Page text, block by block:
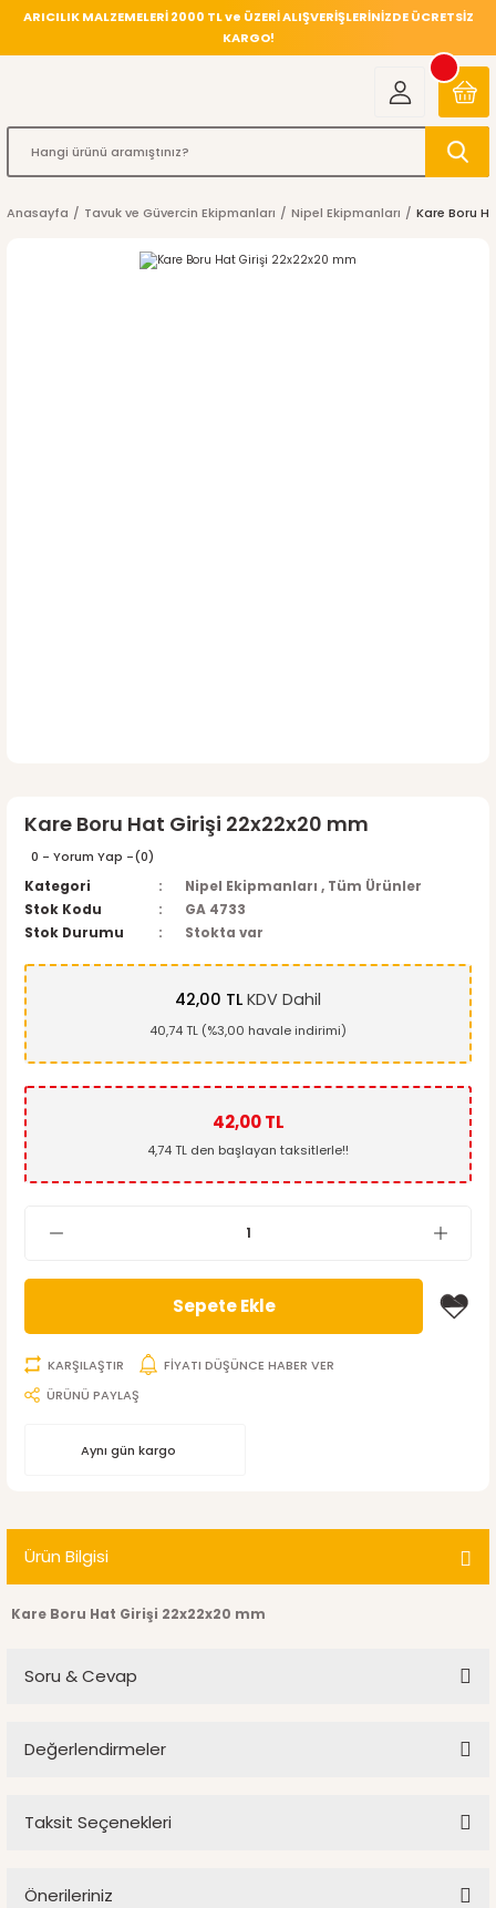
ARICILIK MALZEMELERİ 2000 TL ve ÜZERİ ALIŞVERİŞLERİNİZDE ÜCRETSİZ
KARGO!
Anasayfa Tavuk ve Güvercin Ekipmanları Nipel Ekipmanları Kare Boru
Kare Boru Hat Girişi 22x22x20 mm
0 - Yorum Yap -(0)
Kategori
Nipel Ekipmanları , Tüm Ürünler
Stok Kodu
GA 4733
Stok Durumu
Stokta var
42,00 TL KDV Dahil
40,74 TL (%3,00 havale indirimi)
42,00 TL
4,74 TL den başlayan taksitlerle!!
Sepete Ekle
KARŞILAŞTIR
FİYATI DÜŞÜNCE HABER VER
ÜRÜNÜ PAYLAŞ
Aynı gün kargo
Ürün Bilgisi
Kare Boru Hat Girişi 22x22x20 mm
Soru & Cevap
Değerlendirmeler
Taksit Seçenekleri
Önerileriniz